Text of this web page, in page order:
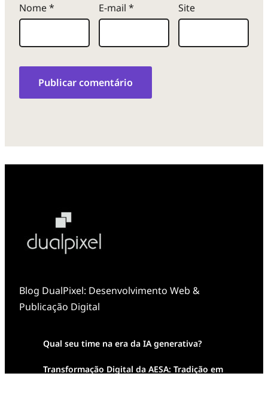
Nome* E-mail * Site
Blog DualPixel: Desenvolvimento Web &
Publicação Digital
Qual seu time na era da IA generativa?
Transformação Digital da AESA: Tradição em